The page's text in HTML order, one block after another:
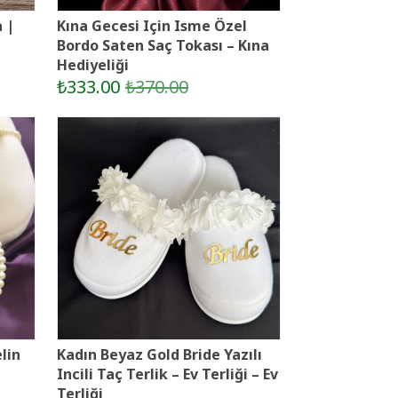
|
Kına Gecesi Için Isme Özel
Bordo Saten Saç Tokası – Kına
Hediyeliği
₺333.00 ₺370.00
Kadın Beyaz Gold Bride Yazılı
Incili Taç Terlik – Ev Terliği – Ev
Terliği